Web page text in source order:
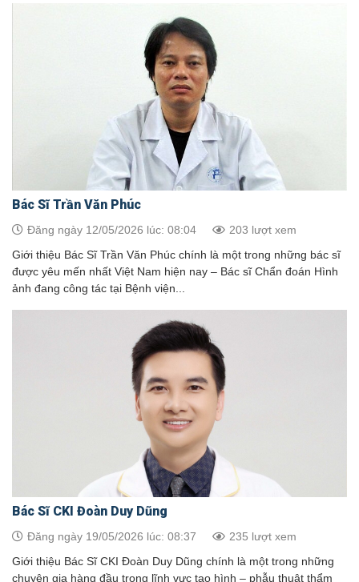
Bác Sĩ Trần Văn Phúc
Đăng ngày 12/05/2026 lúc: 08:04 203 lượt xem
Giới thiệu Bác Sĩ Trần Văn Phúc chính là một trong những bác sĩ
được yêu mến nhất Việt Nam hiện nay – Bác sĩ Chẩn đoán Hình
ảnh đang công tác tại Bệnh viện...
Bác Sĩ CKI Đoàn Duy Dũng
Đăng ngày 19/05/2026 lúc: 08:37 235 lượt xem
Giới thiệu Bác Sĩ CKI Đoàn Duy Dũng chính là một trong những
chuyên gia hàng đầu trong lĩnh vực tạo hình – phẫu thuật thẩm